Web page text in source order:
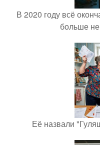
В 2020 году всё
больше
Её назвали